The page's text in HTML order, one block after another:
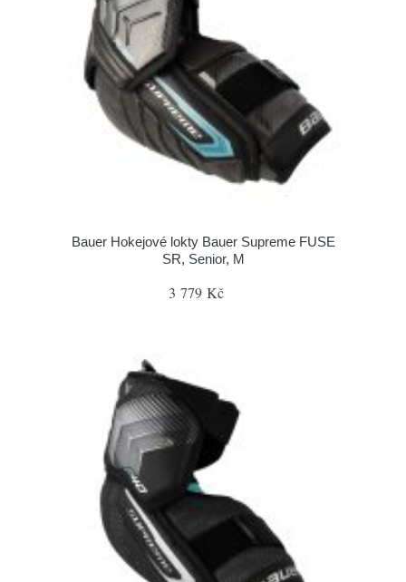
Bauer Hokejové lokty Bauer Supreme FUSE
SR, Senior, M
3 779 Kč